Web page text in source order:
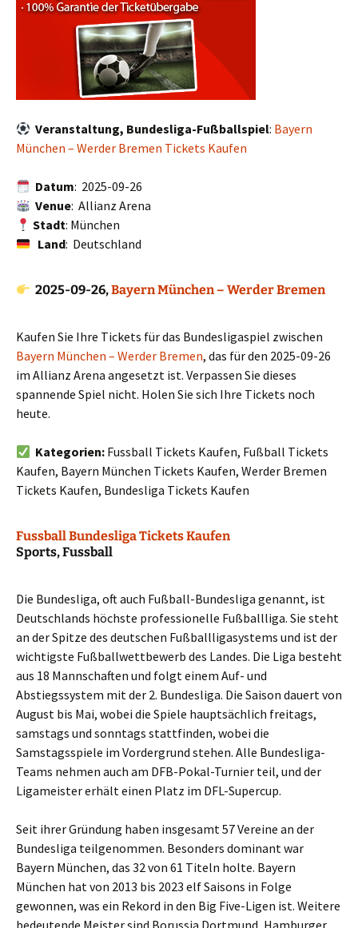
Veranstaltung, Bundesliga-Fußballspiel: Bayern
München – Werder Bremen Tickets Kaufen
Datum: 2025-09-26
Venue: Allianz Arena
Stadt: München
Land: Deutschland
2025-09-26,Bayern München – Werder Bremen
Kaufen Sie Ihre Tickets für das Bundesligaspiel zwischen
Bayern München – Werder Bremen, das für den 2025-09-26
im Allianz Arena angesetzt ist. Verpassen Sie dieses
spannende Spiel nicht. Holen Sie sich Ihre Tickets noch
heute.
Kategorien: Fussball Tickets Kaufen, Fußball Tickets
Kaufen, Bayern München Tickets Kaufen, Werder Bremen
Tickets Kaufen, Bundesliga Tickets Kaufen
Fussball Bundesliga Tickets Kaufen
Sports, Fussball
Die Bundesliga, oft auch Fußball-Bundesliga genannt, ist
Deutschlands höchste professionelle Fußballliga. Sie steht
an der Spitze des deutschen Fußballligasystems und ist der
wichtigste Fußballwettbewerb des Landes. Die Liga besteht
aus 18 Mannschaften und folgt einem Auf- und
Abstiegssystem mit der 2. Bundesliga. Die Saison dauert von
August bis Mai, wobei die Spiele hauptsächlich freitags,
samstags und sonntags stattfinden, wobei die
Samstagsspiele im Vordergrund stehen. Alle Bundesliga-
Teams nehmen auch am DFB-Pokal-Turnier teil, und der
Ligameister erhält einen Platz im DFL-Supercup.
Seit ihrer Gründung haben insgesamt 57 Vereine an der
Bundesliga teilgenommen. Besonders dominant war
Bayern München, das 32 von 61 Titeln holte. Bayern
München hat von 2013 bis 2023 elf Saisons in Folge
gewonnen, was ein Rekord in den Big Five-Ligen ist. Weitere